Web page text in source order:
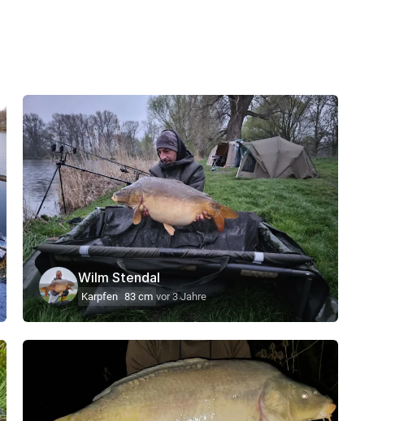
Wilm Stendal
Karpfen 83 cm vor 3 Jahre